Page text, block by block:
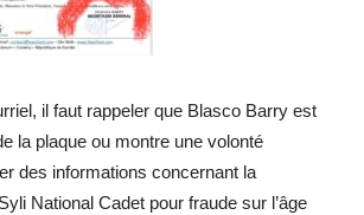
il faut rappeler que Blasco Barry est
la plaque ou montre une volonté
des informations concernant la
National Cadet pour fraude sur l’âge